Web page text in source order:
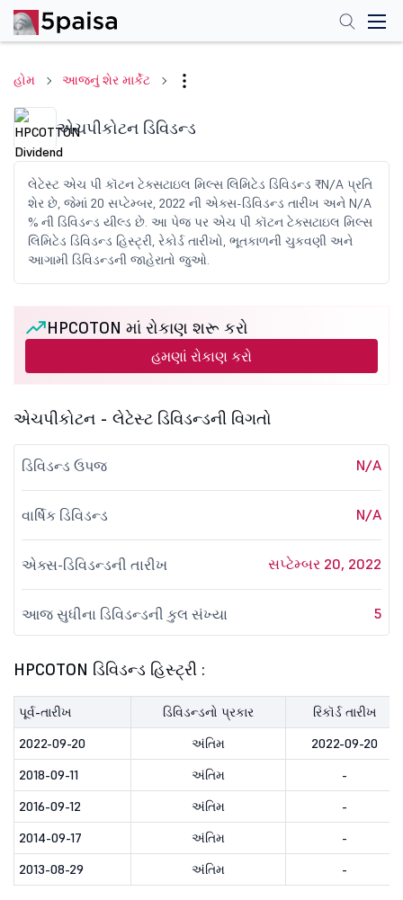
હોમ આજનું શેર માર્કેટ
એચપીકોટન ડિવિડન્ડ
લેટેસ્ટ એચ પી કૉટન ટેક્સટાઇલ મિલ્સ લિમિટેડ ડિવિડન્ડ ₹N/A પ્રતિ
શેર છે, જેમાં 20 સપ્ટેમ્બર, 2022 ની એક્સ-ડિવિડન્ડ તારીખ અને N/A
% ની ડિવિડન્ડ યીલ્ડ છે. આ પેજ પર એચ પી કૉટન ટેક્સટાઇલ મિલ્સ
લિમિટેડ ડિવિડન્ડ હિસ્ટ્રી, રેકોર્ડ તારીખો, ભૂતકાળની ચુકવણી અને
આગામી ડિવિડન્ડની જાહેરાતો જુઓ.
HPCOTON માં રોકાણ શરૂ કરો
હમણાં રોકાણ કરો
એચપીકોટન - લેટેસ્ટ ડિવિડન્ડની વિગતો
ડિવિડન્ડ ઉપજ N/A
વાર્ષિક ડિવિડન્ડ N/A
એક્સ-ડિવિડન્ડની તારીખ સપ્ટેમ્બર 20, 2022
આજ સુધીના ડિવિડન્ડની કુલ સંખ્યા 5
HPCOTON ડિવિડન્ડ હિસ્ટ્રી :
પૂર્વ-તારીખ ડિવિડન્ડનો પ્રકાર
રિકૉર્ડ તારીખ
2022-09-20
અંતિમ
2022-09-20
2018-09-11
અંતિમ
-
2016-09-12
અંતિમ
-
2014-09-17
અંતિમ
-
2013-08-29
અંતિમ -